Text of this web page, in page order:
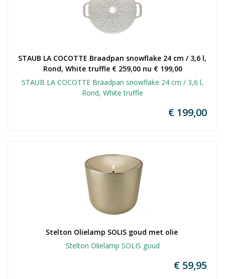
STAUB LA COCOTTE Braadpan snowflake 24 cm / 3,6 l,
Rond, White truffle € 259,00 nu € 199,00
STAUB LA COCOTTE Braadpan snowflake 24 cm / 3,6 l,
Rond, White truffle
€ 199,00
Stelton Olielamp SOLIS goud met olie
Stelton Olielamp SOLIS goud
€ 59,95